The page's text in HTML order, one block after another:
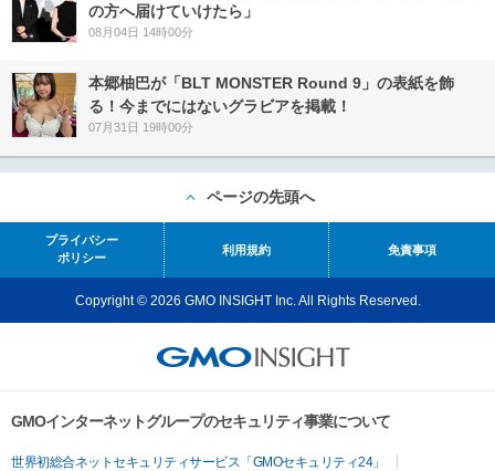
の方へ届けていけたら」
08月04日 14時00分
本郷柚巴が「BLT MONSTER Round 9」の表紙を飾
る！今までにはないグラビアを掲載！
07月31日 19時00分
ページの先頭へ
プライバシー
ポリシー
利用規約 免責事項
Copyright © 2026 GMO INSIGHT Inc. All Rights Reserved.
GMOインターネットグループのセキュリティ事業について
世界初総合ネットセキュリティサービス「GMOセキュリティ24」